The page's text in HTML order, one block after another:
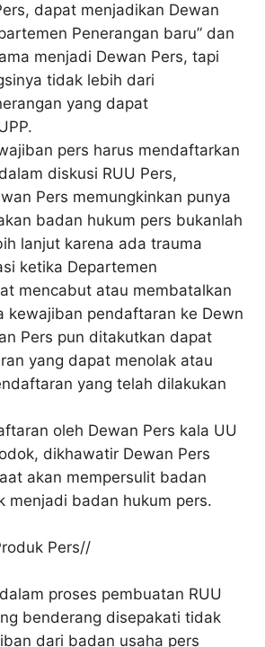
dapat menjadikan Dewan
Penerangan baru” dan
menjadi Dewan Pers, tapi
tidak lebih dari
yang dapat
pers harus mendaftarkan
diskusi RUU Pers,
Pers memungkinkan punya
badan hukum pers bukanlah
lanjut karena ada trauma
ketika Departemen
mencabut atau membatalkan
kewajiban pendaftaran ke Dewn
Pers pun ditakutkan dapat
yang dapat menolak atau
yang telah dilakukan
oleh Dewan Pers kala UU
dikhawatir Dewan Pers
akan mempersulit badan
menjadi badan hukum pers.
Pers//
proses pembuatan RUU
benderang disepakati tidak
dari badan usaha pers